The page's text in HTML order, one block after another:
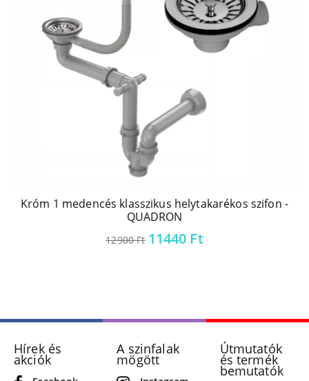
Króm 1 medencés klasszikus helytakarékos szifon -
QUADRON
12900Ft Original
11440 FtCurrent
Hírek és
akciók
A szinfalak
mögött
Útmutatók
és termék
bemutatók